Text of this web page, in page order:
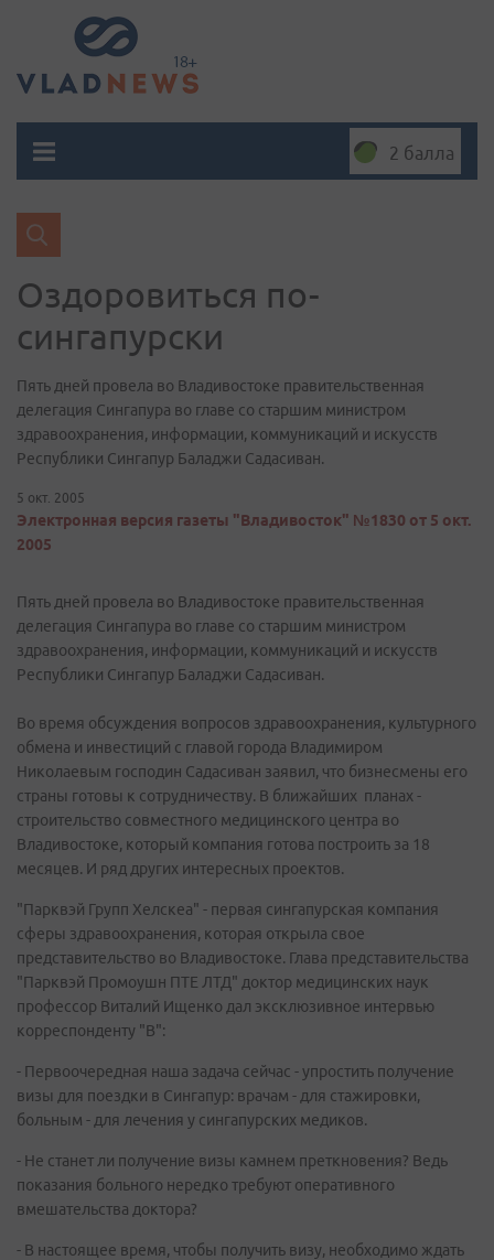
2 балла
Оздоровиться по-
сингапурски
Пять дней провела во Владивостоке правительственная
делегация Сингапура во главе со старшим министром
здравоохранения, информации, коммуникаций и искусств
Республики Сингапур Баладжи Садасиван.
5 окт. 2005
Электронная версия газеты "Владивосток" №1830 от 5 окт.
2005
Пять дней провела во Владивостоке правительственная
делегация Сингапура во главе со старшим министром
здравоохранения, информации, коммуникаций и искусств
Республики Сингапур Баладжи Садасиван.
Во время обсуждения вопросов здравоохранения, культурного
обмена и инвестиций с главой города Владимиром
Николаевым господин Садасиван заявил, что бизнесмены его
страны готовы к сотрудничеству. В ближайших планах -
строительство совместного медицинского центра во
Владивостоке, который компания готова построить за 18
месяцев. И ряд других интересных проектов.
"Парквэй Групп Хелскеа" - первая сингапурская компания
сферы здравоохранения, которая открыла свое
представительство во Владивостоке. Глава представительства
"Парквэй Промоушн ПТЕ ЛТД" доктор медицинских наук
профессор Виталий Ищенко дал эксклюзивное интервью
корреспонденту "В":
- Первоочередная наша задача сейчас - упростить получение
визы для поездки в Сингапур: врачам - для стажировки,
больным - для лечения у сингапурских медиков.
- Не станет ли получение визы камнем преткновения? Ведь
показания больного нередко требуют оперативного
вмешательства доктора?
- В настоящее время, чтобы получить визу, необходимо ждать